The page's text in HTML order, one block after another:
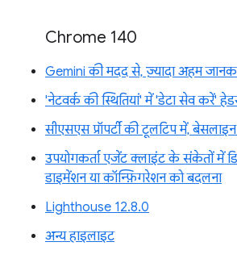
Chrome 140
Gemini की मदद से, ज़्यादा अहम
'नेटवर्क की स्थितियां' में 'डेटा सेव करें'
सीएसएस प्रॉपर्टी की टूलटिप में,
उपयोगकर्ता एजेंट क्लाइंट के संकेतों में
डाइमेंशन या कॉन्फ़िगरेशन को बदलना
Lighthouse 12.8.0
अन्य हाइलाइट